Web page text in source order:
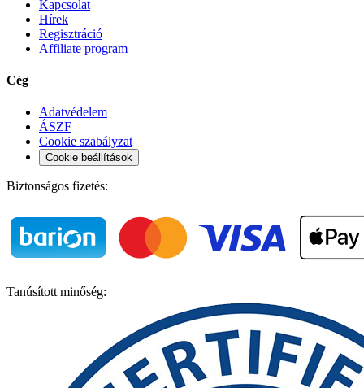
Kapcsolat
Hírek
Regisztráció
Affiliate program
Cég
Adatvédelem
ÁSZF
Cookie szabályzat
Cookie beállítások
Biztonságos fizetés:
Tanúsított minőség: